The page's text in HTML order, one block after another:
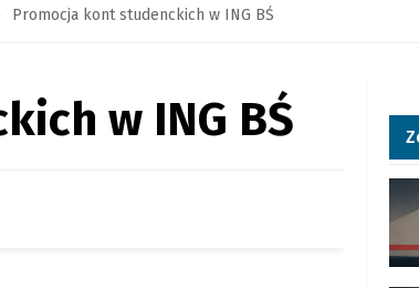
Promocja kont studenckich w ING BŚ
w ING BŚ